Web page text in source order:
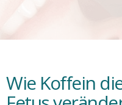
Wie Koffein